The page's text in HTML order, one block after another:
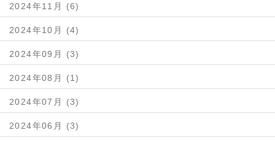
2024年11月 (6)
2024年10月 (4)
2024年09月 (3)
2024年08月 (1)
2024年07月 (3)
2024年06月 (3)